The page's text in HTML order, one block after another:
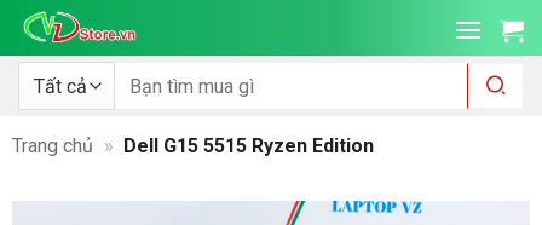
qua
dung
Tìm
kiếm:
Trang chủ » Dell G15 5515 Ryzen Edition